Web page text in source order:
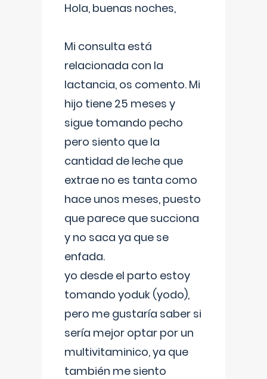
Hola, buenas noches,
Mi consulta está
relacionada con la
lactancia, os comento. Mi
hijo tiene 25 meses y
sigue tomando pecho
pero siento que la
cantidad de leche que
extrae no es tanta como
hace unos meses, puesto
que parece que succiona
y no saca ya que se
enfada.
yo desde el parto estoy
tomando yoduk (yodo),
pero me gustaría saber si
sería mejor optar por un
multivitaminico, ya que
también me siento